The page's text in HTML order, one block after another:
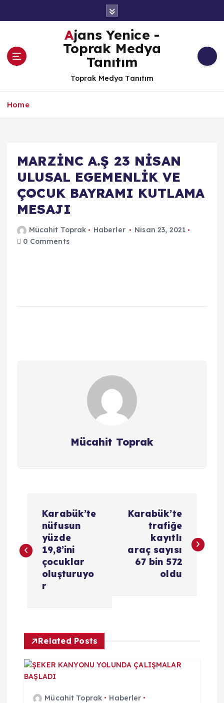
a
Ajans Yenice -
Toprak Medya
Tanıtım
Toprak Medya Tanıtım
Home
MARZİNC A.Ş 23 NİSAN
ULUSAL EGEMENLİK VE
ÇOCUK BAYRAMI KUTLAMA
MESAJI
Mücahit Toprak Haberler
Nisan 23, 2021
0 Comments
Mücahit Toprak
z
e
z
Karabük’te
nüfusun
yüzde
19,8’ini
çocuklar
oluşturuyo
r
Karabük’te
trafiğe
kayıtlı
araç sayısı
67 bin 572
oldu
Related Posts
Mücahit Toprak
Haberler